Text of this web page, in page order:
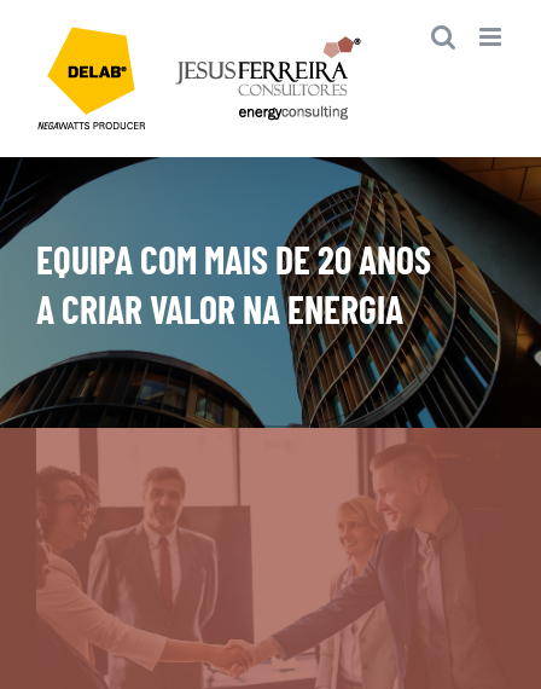
content
EQUIPA COM MAIS DE 20 ANOS
A CRIAR VALOR NA ENERGIA